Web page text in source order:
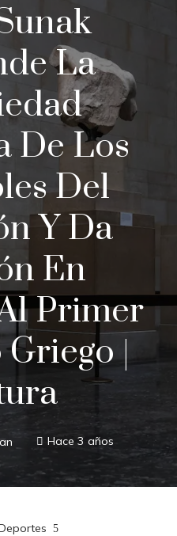
La
De Los
Del
Y Da
En
Primer
|
Hace 3 años